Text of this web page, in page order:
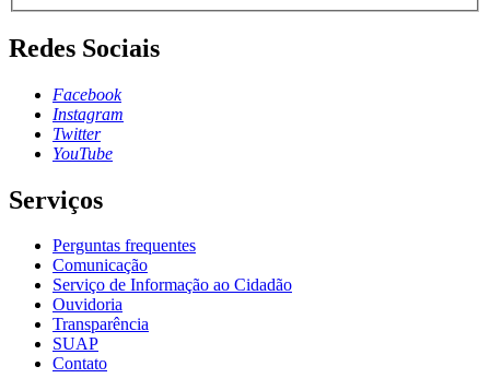
Redes Sociais
Facebook
Instagram
Twitter
YouTube
Serviços
Perguntas frequentes
Comunicação
Serviço de Informação ao Cidadão
Ouvidoria
Transparência
SUAP
Contato